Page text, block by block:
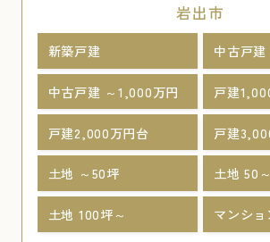
岩出市
新築戸建 中古戸建
中古戸建 ～1,000万円 戸建
戸建2,000万円台 戸建
土地 ～50坪 土地 50
土地 100坪～ マンショ